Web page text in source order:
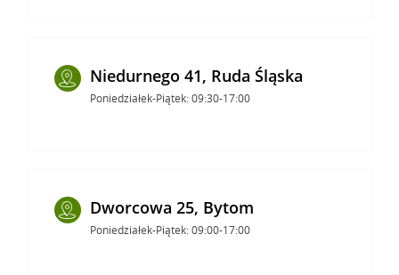
Niedurnego 41, Ruda Śląska
Poniedziałek-Piątek: 09:30-17:00
Dworcowa 25, Bytom
Poniedziałek-Piątek: 09:00-17:00